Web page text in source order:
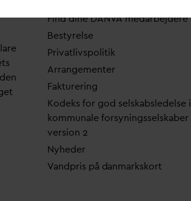
Find dineDANVA medarbejdere
Bestyrelse
Privatlivspolitik
Arrangementer
Fakturering
Kodeks for god selskabsledelse i
kommunale forsyningsselskaber
version 2
Nyheder
Vandpris på danmarkskort